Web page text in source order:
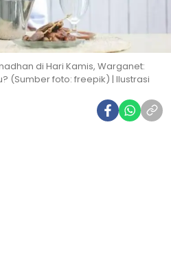
di Hari Kamis, Warganet:
(Sumber foto: freepik) | Ilustrasi